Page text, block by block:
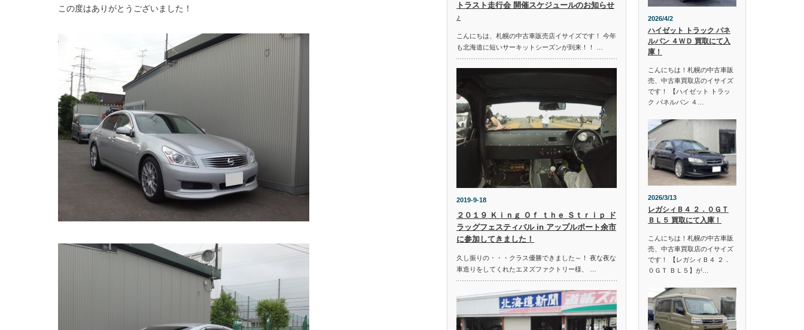
この度はありがとうございました！
トラスト走行会 開催スケジュールのお知らせ
♪
こんにちは、札幌の中古車販売店イサイズです！ 今年
も北海道に短いサーキットシーズンが到来！！ …
2019-9-18
２０１９ Ｋｉｎｇ Ｏｆ ｔｈｅ Ｓｔｒｉｐ ド
ラッグフェスティバル in アップルポート余市
に参加してきました！
久し振りの・・・クラス優勝できました～！ 夜な夜な
車造りをしてくれたエヌズファクトリー様、 …
2026/4/2
ハイゼット トラック パネ
ルバン ４ＷＤ 買取にて入
庫！
こんにちは！札幌の中古車販
売、中古車買取店のイサイズ
です！ 【ハイゼット トラッ
ク パネルバン ４…
2026/3/13
レガシィＢ４ ２．０ＧＴ
ＢＬ５ 買取にて入庫！
こんにちは！札幌の中古車販
売、中古車買取店のイサイズ
です！ 【レガシィＢ４ ２．
０ＧＴ ＢＬ５】が…